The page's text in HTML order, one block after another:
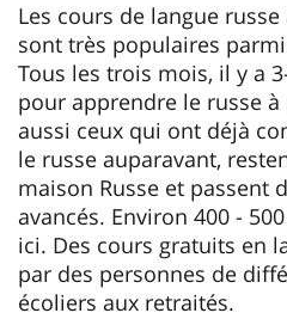
Les cours de langue
sont très populaires
Tous les trois mois, il y a
pour apprendre le russe
aussi ceux qui ont déjà
le russe auparavant,
maison Russe et passent
avancés. Environ 400 -
ici. Des cours gratuits en
par des personnes de
écoliers aux retraités.